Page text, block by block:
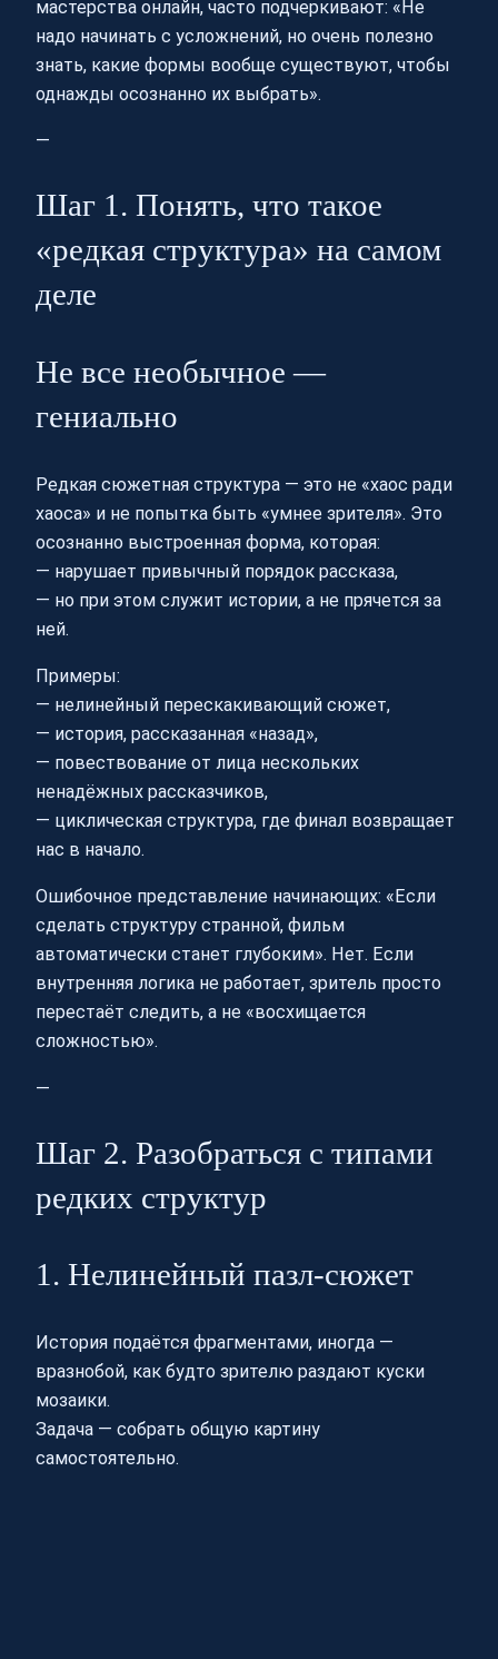
мастерства онлайн, часто подчеркивают: «Не
надо начинать с усложнений, но очень полезно
знать, какие формы вообще существуют, чтобы
однажды осознанно их выбрать».
—
Шаг 1. Понять, что такое
«редкая структура» на самом
деле
Не все необычное —
гениально
Редкая сюжетная структура — это не «хаос ради
хаоса» и не попытка быть «умнее зрителя». Это
осознанно выстроенная форма, которая:
— нарушает привычный порядок рассказа,
— но при этом служит истории, а не прячется за
ней.
Примеры:
— нелинейный перескакивающий сюжет,
— история, рассказанная «назад»,
— повествование от лица нескольких
ненадёжных рассказчиков,
— циклическая структура, где финал возвращает
нас в начало.
Ошибочное представление начинающих: «Если
сделать структуру странной, фильм
автоматически станет глубоким». Нет. Если
внутренняя логика не работает, зритель просто
перестаёт следить, а не «восхищается
сложностью».
—
Шаг 2. Разобраться с типами
редких структур
1. Нелинейный пазл-сюжет
История подаётся фрагментами, иногда —
вразнобой, как будто зрителю раздают куски
мозаики.
Задача — собрать общую картину
самостоятельно.